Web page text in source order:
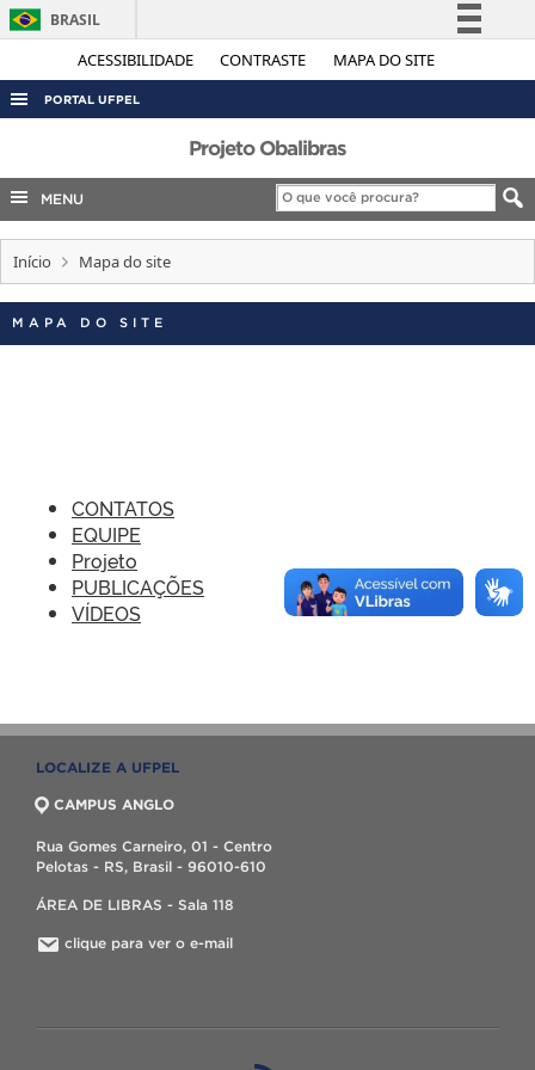
ACESSIBILIDADE CONTRASTE MAPA DO SITE
BRASIL
Simplifique!
Legislação
Canais
PORTAL UFPEL
ACESSO À INFORMAÇÃO
AUDITORIA
COBALTO
CONCURSOS
EDITAIS
INTERNACIONAL
Projeto Obalibras
MENU
Início Mapa do site
MAPA DO SITE
CONTATOS
EQUIPE
Projeto
PUBLICAÇÕES
VÍDEOS
LOCALIZE A UFPEL
CAMPUS ANGLO
Rua Gomes Carneiro, 01 - Centro
Pelotas - RS, Brasil - 96010-610
ÁREA DE LIBRAS - Sala 118
clique para ver o e-mail